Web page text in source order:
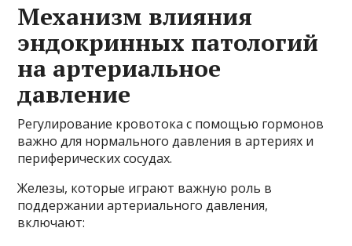
Механизм влияния
эндокринных патологий
на артериальное
давление
Регулирование кровотока с помощью гормонов
важно для нормального давления в артериях и
периферических сосудах.
Железы, которые играют важную роль в
поддержании артериального давления,
включают: